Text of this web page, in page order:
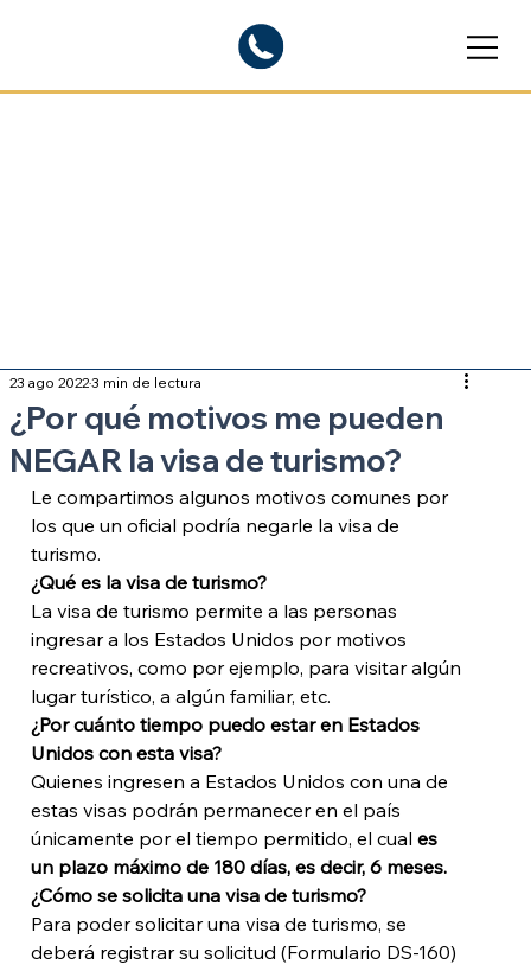
¿Por qué motivos me pueden
NEGAR la visa de turismo?
23 ago 20223 min de lectura
Le compartimos algunos motivos comunes por
los que un oficial podría negarle la visa de
turismo.
¿Qué es la visa de turismo?
La visa de turismo permite a las personas
ingresar a los Estados Unidos por motivos
recreativos, como por ejemplo, para visitar algún
lugar turístico, a algún familiar, etc.
¿Por cuánto tiempo puedo estar en Estados
Unidos con esta visa?
Quienes ingresen a Estados Unidos con una de
estas visas podrán permanecer en el país
únicamente por el tiempo permitido, el cual es
un plazo máximo de 180 días, es decir, 6 meses.
¿Cómo se solicita una visa de turismo?
Para poder solicitar una visa de turismo, se
deberá registrar su solicitud (Formulario DS-160)